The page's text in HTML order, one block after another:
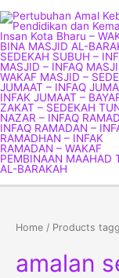
to
content
Home / Products
amalan